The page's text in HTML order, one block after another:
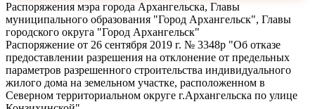
Распоряжения мэра города Архангельска, Главы
муниципального образования "Город Архангельск", Главы
городского округа "Город Архангельск"
Распоряжение от 26 сентября 2019 г. № 3348р "Об отказе
предоставлении разрешения на отклонение от предельных
параметров разрешенного строительства индивидуального
жилого дома на земельном участке, расположенном в
Северном территориальном округе г.Архангельска по улице